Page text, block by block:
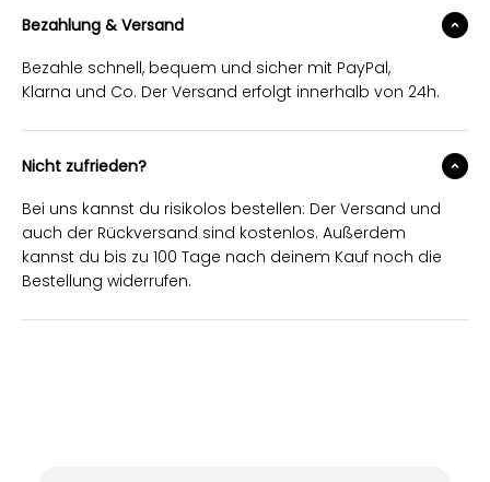
Bezahlung & Versand
Bezahle schnell, bequem und sicher mit PayPal,
Klarna und Co. Der Versand erfolgt innerhalb von 24h.
Nicht zufrieden?
Bei uns kannst du risikolos bestellen: Der Versand und
auch der Rückversand sind kostenlos. Außerdem
kannst du bis zu 100 Tage nach deinem Kauf noch die
Bestellung widerrufen.